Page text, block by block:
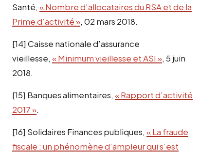
Santé, « Nombre d’allocataires du RSA et de la
Prime d’activité », 02 mars 2018.
[14] Caisse nationale d’assurance
vieillesse, « Minimum vieillesse et ASI », 5 juin
2018.
[15] Banques alimentaires, « Rapport d’activité
2017 ».
[16] Solidaires Finances publiques, « La fraude
fiscale : un phénomène d’ampleur qui s’est